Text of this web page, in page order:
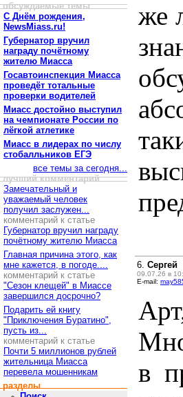
обсуждаемые темы
С Днём рождения,
NewsMiass.ru!
Губернатор вручил
награду почётному
жителю Миасса
Госавтоинспекция Миасса
проведёт тотальные
проверки водителей
Миасс достойно выступил
на чемпионате России по
лёгкой атлетике
Миасс в лидерах по числу
стобалльников ЕГЭ
все темы за сегодня...
лучший комментарий
Замечательный и
уважаемый человек
получил заслужен...
комментарий к статье
Губернатор вручил награду
почётному жителю Миасса
Главная причина этого, как
мне кажется, в погоде....
комментарий к статье
"Сезон клещей" в Миассе
завершился досрочно?
Подарить ей книгу
"Приключения Буратино",
пусть из...
комментарий к статье
Почти 5 миллионов рублей
жительница Миасса
перевела мошенникам
разделы
же
6. Сергей
09.07.26 в
E-mail:
в